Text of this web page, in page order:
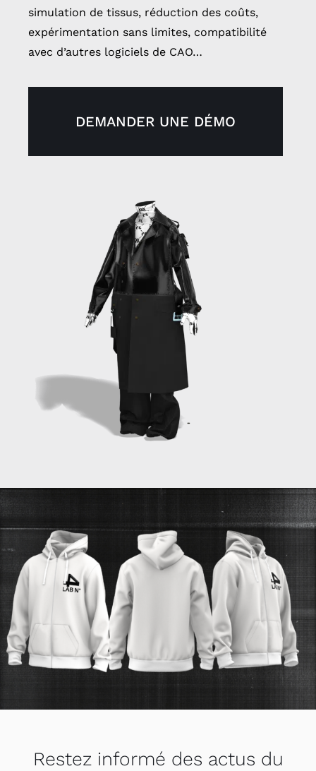
simulation de tissus, réduction des coûts,
expérimentation sans limites, compatibilité
avec d’autres logiciels de CAO…
DEMANDER UNE DÉMO
Restez informé des actus du